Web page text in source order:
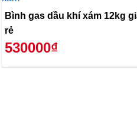
Bình gas dầu khí xám 12kg
rẻ
530000₫